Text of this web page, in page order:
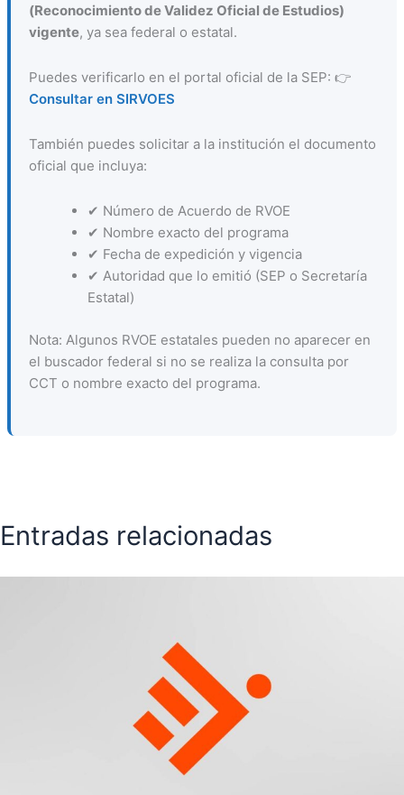
(Reconocimiento de Validez Oficial de Estudios)
vigente, ya sea federal o estatal.
Puedes verificarlo en el portal oficial de la SEP: 👉
Consultar en SIRVOES
También puedes solicitar a la institución el documento
oficial que incluya:
✔ Número de Acuerdo de RVOE
✔ Nombre exacto del programa
✔ Fecha de expedición y vigencia
✔ Autoridad que lo emitió (SEP o Secretaría
Estatal)
Nota: Algunos RVOE estatales pueden no aparecer en
el buscador federal si no se realiza la consulta por
CCT o nombre exacto del programa.
Entradas relacionadas